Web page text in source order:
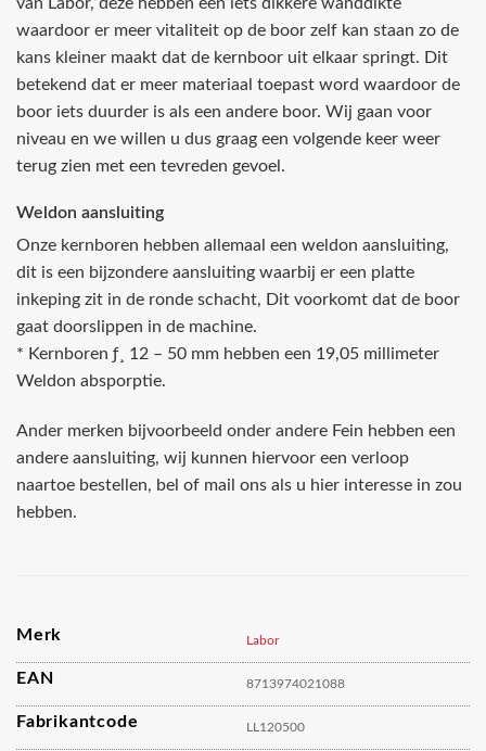
waardoor er meer vitaliteit op de boor zelf kan staan zo de
kans kleiner maakt dat de kernboor uit elkaar springt. Dit
betekend dat er meer materiaal toepast word waardoor de
boor iets duurder is als een andere boor. Wij gaan voor
niveau en we willen u dus graag een volgende keer weer
terug zien met een tevreden gevoel.
Weldon aansluiting
Onze kernboren hebben allemaal een weldon aansluiting,
dit is een bijzondere aansluiting waarbij er een platte
inkeping zit in de ronde schacht, Dit voorkomt dat de boor
gaat doorslippen in de machine.
* Kernboren ƒ¸ 12 – 50 mm hebben een 19,05 millimeter
Weldon absporptie.
Ander merken bijvoorbeeld onder andere Fein hebben een
andere aansluiting, wij kunnen hiervoor een verloop
naartoe bestellen, bel of mail ons als u hier interesse in zou
hebben.
Merk Labor
EAN 8713974021088
Fabrikantcode LL120500